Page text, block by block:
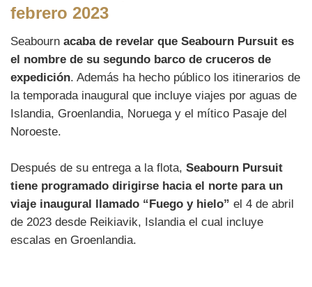
febrero 2023
Seabourn acaba de revelar que Seabourn Pursuit es
el nombre de su segundo barco de cruceros de
expedición. Además ha hecho público los itinerarios de
la temporada inaugural que incluye viajes por aguas de
Islandia, Groenlandia, Noruega y el mítico Pasaje del
Noroeste.
Después de su entrega a la flota, Seabourn Pursuit
tiene programado dirigirse hacia el norte para un
viaje inaugural llamado “Fuego y hielo” el 4 de abril
de 2023 desde Reikiavik, Islandia el cual incluye
escalas en Groenlandia.